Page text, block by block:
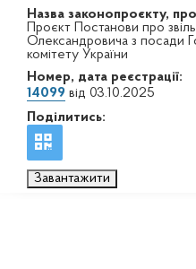
Назва законопроєкту,
Проєкт Постанови про
Олександровича з посади
комітету України
Номер, дата реєстрації:
14099 від 03.10.2025
Поділитись:
Завантажити